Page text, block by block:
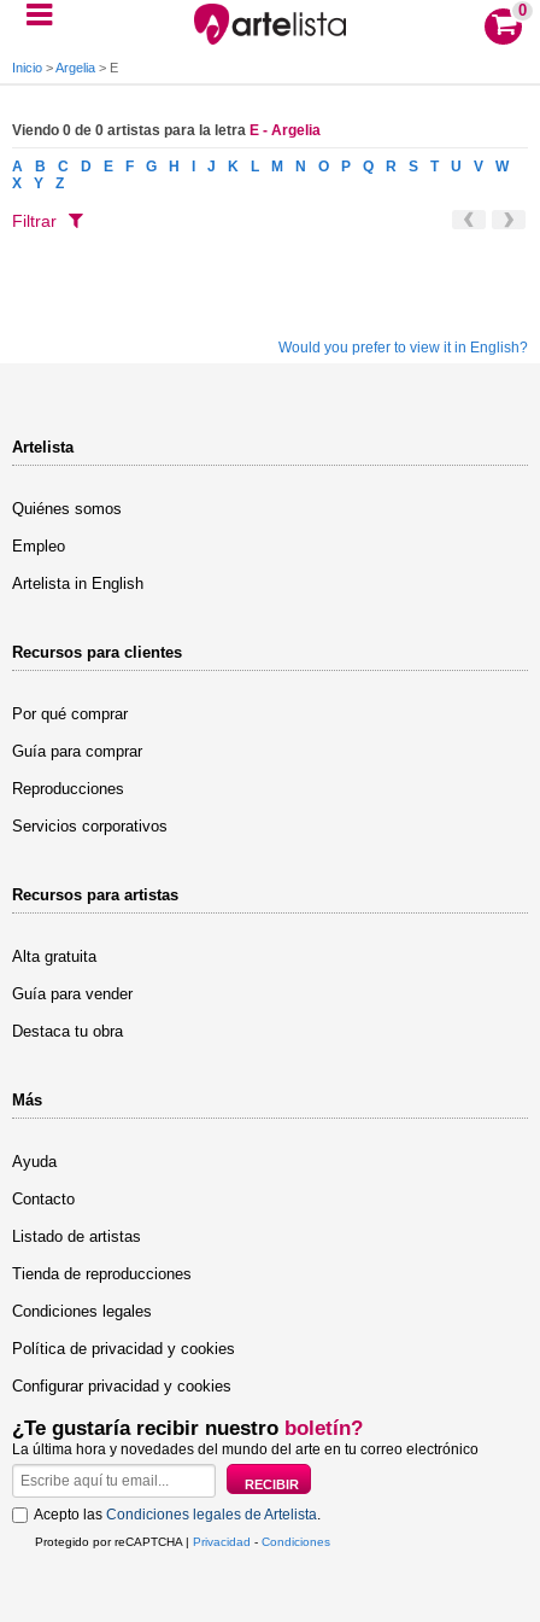
0
Inicio >Argelia > E
Viendo 0 de 0 artistas para la letra E - Argelia
A B C D E F G H J K L M N O P Q R S T U V
W
X
Y Z
Filtrar
Would you prefer to view it in English?
Artelista
Quiénes somos
Empleo
Artelista in English
Recursos para clientes
Por qué comprar
Guía para comprar
Reproducciones
Servicios corporativos
Recursos para artistas
Alta gratuita
Guía para vender
Destaca tu obra
Más
Ayuda
Contacto
Listado de artistas
Tienda de reproducciones
Condiciones legales
Política de privacidad y cookies
Configurar privacidad y cookies
¿Te gustaría recibir nuestro boletín?
La última hora y novedades del mundo del arte en tu correo electrónico
Acepto las Condiciones legales de Artelista.
Protegido por reCAPTCHA | Privacidad - Condiciones